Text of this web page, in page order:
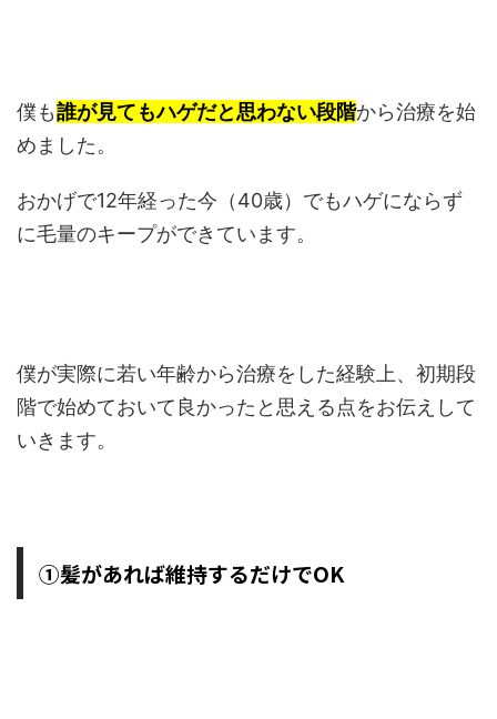
僕も誰が見てもハゲだと思わない段階から治療を始
めました。
おかげで12年経った今（40歳）でもハゲにならず
に毛量のキープができています。
僕が実際に若い年齢から治療をした経験上、初期段
階で始めておいて良かったと思える点をお伝えして
いきます。
①髪があれば維持するだけでOK